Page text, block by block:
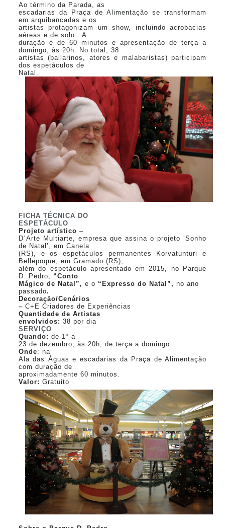
Ao término da Parada, as
escadarias da Praça de Alimentação se transformam
em arquibancadas e os
artistas protagonizam um show, incluindo acrobacias
aéreas e de solo. A
duração é de 60 minutos e apresentação de terça a
domingo, às 20h. No total, 38
artistas (bailarinos, atores e malabaristas) participam
dos espetáculos de
Natal.
FICHA TÉCNICA DO
ESPETÁCULO
Projeto artístico –
D´Arte Multiarte, empresa que assina o projeto ‘Sonho
de Natal’, em Canela
(RS), e os espetáculos permanentes Korvatunturi e
Bellepoque, em Gramado (RS),
além do espetáculo apresentado em 2015, no Parque
D. Pedro, “Conto
Mágico de Natal”, e o “Expresso do Natal”, no ano
passado.
Decoração/Cenários
– C+E Criadores de Experiências
Quantidade de Artistas
envolvidos: 38 por dia
SERVIÇO
Quando: de 1º a
23 de dezembro, às 20h, de terça a domingo
Onde: na
Ala das Águas e escadarias da Praça de Alimentação
com duração de
aproximadamente 60 minutos.
Valor: Gratuito